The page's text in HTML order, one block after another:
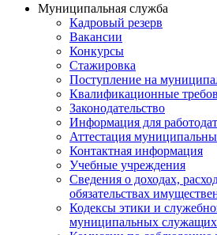
Муниципальная служба
Кадровый резерв
Вакансии
Конкурсы
Стажировка
Поступление на
Квалификационные
Законодательство
Информация для
Аттестация
Контактная информация
Учебные учреждения
Сведения о доходах,
обязательствах
Кодексы этики и
муниципальных служащих